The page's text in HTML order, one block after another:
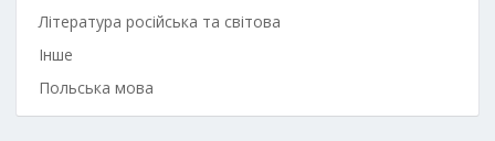
Література російська та світова
Інше
Польська мова